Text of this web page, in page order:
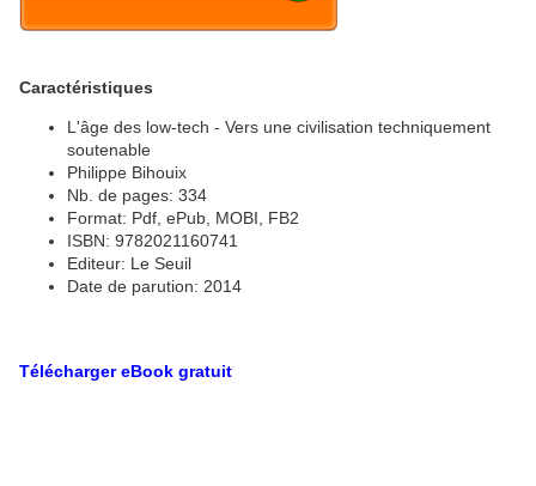
Caractéristiques
L'âge des low-tech - Vers une civilisation techniquement
soutenable
Philippe Bihouix
Nb. de pages: 334
Format: Pdf, ePub, MOBI, FB2
ISBN: 9782021160741
Editeur: Le Seuil
Date de parution: 2014
Télécharger eBook gratuit